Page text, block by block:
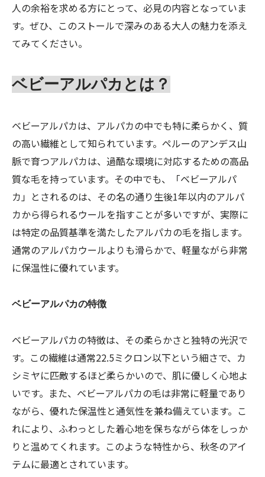
人の余裕を求める方にとって、必見の内容となっていま
す。ぜひ、このストールで深みのある大人の魅力を添え
てみてください。
ベビーアルパカとは？
ベビーアルパカは、アルパカの中でも特に柔らかく、質
の高い繊維として知られています。ペルーのアンデス山
脈で育つアルパカは、過酷な環境に対応するための高品
質な毛を持っています。その中でも、「ベビーアルパ
カ」とされるのは、その名の通り生後1年以内のアルパ
カから得られるウールを指すことが多いですが、実際に
は特定の品質基準を満たしたアルパカの毛を指します。
通常のアルパカウールよりも滑らかで、軽量ながら非常
に保温性に優れています。
ベビーアルパカの特徴
ベビーアルパカの特徴は、その柔らかさと独特の光沢で
す。この繊維は通常22.5ミクロン以下という細さで、カ
シミヤに匹敵するほど柔らかいので、肌に優しく心地よ
いです。また、ベビーアルパカの毛は非常に軽量であり
ながら、優れた保温性と通気性を兼ね備えています。こ
れにより、ふわっとした着心地を保ちながら体をしっか
りと温めてくれます。このような特性から、秋冬のアイ
テムに最適とされています。